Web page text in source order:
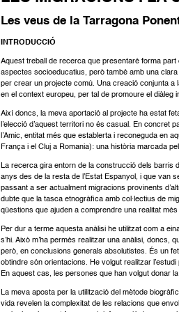
Les veus de la Tarragona
INTRODUCCIÓ
Aquest treball de recerca que presentaré forma part
aspectes socioeducatius, però també amb una
per crear un projecte comú. Una creació conjunta a
en el context europeu, per tal de promoure el diàleg
Així doncs, la meva aportació al projecte ha estat
l’elecció d’aquest territori no és casual. En
l’Amic, entitat més que establerta i reconeguda en
França i el Cluj a Romania): una història marcada
La recerca gira entorn de la construcció dels barris
anys des de la resta de l’Estat Espanyol, i que van
passant a ser actualment migracions provinents
dubte que la tasca etnogràfica amb col·lectius de
qüestions que ajuden a comprendre una realitat
Per dur a terme aquesta anàlisi he utilitzat com a
s’hi. Això m’ha permès realitzar una anàlisi,
però, en conclusions generals absolutistes. És un
obtindre són orientacions. He volgut realitzar
En aquest cas, les persones que han volgut donar
La meva aposta per la utilització del mètode
vida revelen la complexitat de les relacions que